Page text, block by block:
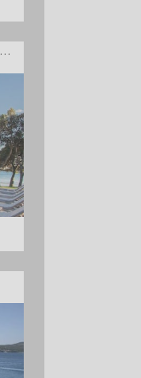
Hotel Punta Vodice - Obiteljsko all inclusive light ljeto s daškom wellnessa